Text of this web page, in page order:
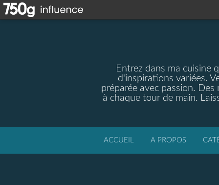
Entrez dans ma cuisine
d'inspirations variées.
préparée avec passion.
à chaque tour de main.
ACCUEIL A PROPOS